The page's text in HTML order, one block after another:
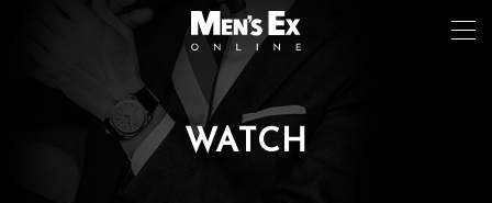
WATCH